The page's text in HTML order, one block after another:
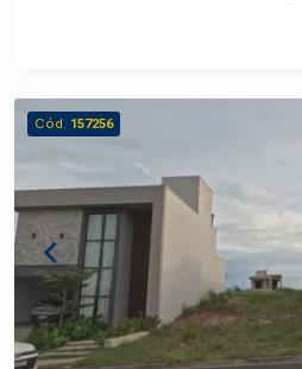
Cód. 157256